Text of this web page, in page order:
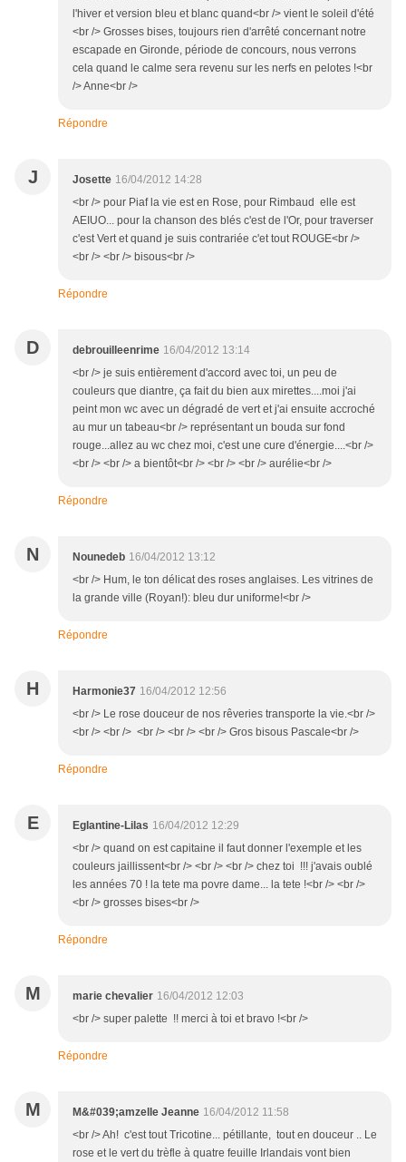
l'hiver et version bleu et blanc quand<br /> vient le soleil d'été
<br /> Grosses bises, toujours rien d'arrêté concernant notre
escapade en Gironde, période de concours, nous verrons
cela quand le calme sera revenu sur les nerfs en pelotes !<br
/> Anne<br />
Répondre
J Josette 16/04/2012 14:28
<br /> pour Piaf la vie est en Rose, pour Rimbaud elle est
AEIUO... pour la chanson des blés c'est de l'Or, pour traverser
c'est Vert et quand je suis contrariée c'et tout ROUGE<br />
<br /> <br /> bisous<br />
Répondre
D debrouilleenrime 16/04/2012 13:14
<br /> je suis entièrement d'accord avec toi, un peu de
couleurs que diantre, ça fait du bien aux mirettes....moi j'ai
peint mon wc avec un dégradé de vert et j'ai ensuite accroché
au mur un tabeau<br /> représentant un bouda sur fond
rouge...allez au wc chez moi, c'est une cure d'énergie....<br />
<br /> <br /> a bientôt<br /> <br /> <br /> aurélie<br />
Répondre
N Nounedeb 16/04/2012 13:12
<br /> Hum, le ton délicat des roses anglaises. Les vitrines de
la grande ville (Royan!): bleu dur uniforme!<br />
Répondre
H Harmonie37 16/04/2012 12:56
<br /> Le rose douceur de nos rêveries transporte la vie.<br />
<br /> <br /> <br /> <br /> <br /> Gros bisous Pascale<br />
Répondre
E Eglantine-Lilas 16/04/2012 12:29
<br /> quand on est capitaine il faut donner l'exemple et les
couleurs jaillissent<br /> <br /> <br /> chez toi !!! j'avais oublé
les années 70 ! la tete ma povre dame... la tete !<br /> <br />
<br /> grosses bises<br />
Répondre
M marie chevalier 16/04/2012 12:03
<br /> super palette !! merci à toi et bravo !<br />
Répondre
M M&#039;amzelle Jeanne 16/04/2012 11:58
<br /> Ah! c'est tout Tricotine... pétillante, tout en douceur .. Le
rose et le vert du trèfle à quatre feuille Irlandais vont bien